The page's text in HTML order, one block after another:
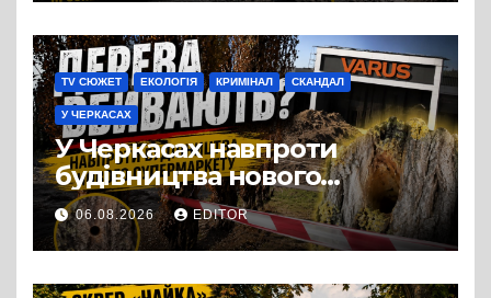
TV СЮЖЕТ ЕКОЛОГІЯ КРИМІНАЛ СКАНДАЛ
У ЧЕРКАСАХ
У Черкасах навпроти
будівництва нового
супермаркету VARUS на
проспекті Перемоги всохли
дерева. І це навряд чи
можна назвати
06.08.2026 EDITOR